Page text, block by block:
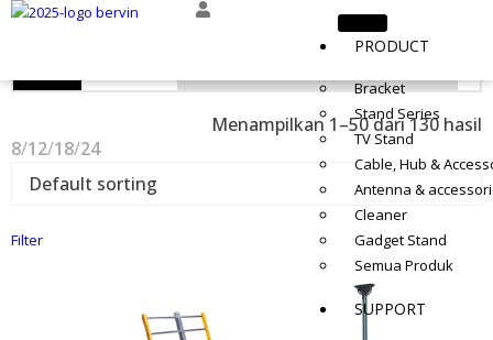
PRODUCT
Bracket
Stand Series
TV Stand
Cable, Hub &
Antenna &
Cleaner
Gadget Stand
Semua Produk
SUPPORT
Menampilkan 1–50 dari 130 hasil
8 12 18 24
Filter